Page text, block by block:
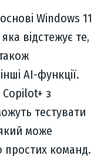
Windows 11
відстежує те,
AI-функції.
з
тестувати
може
простих команд.